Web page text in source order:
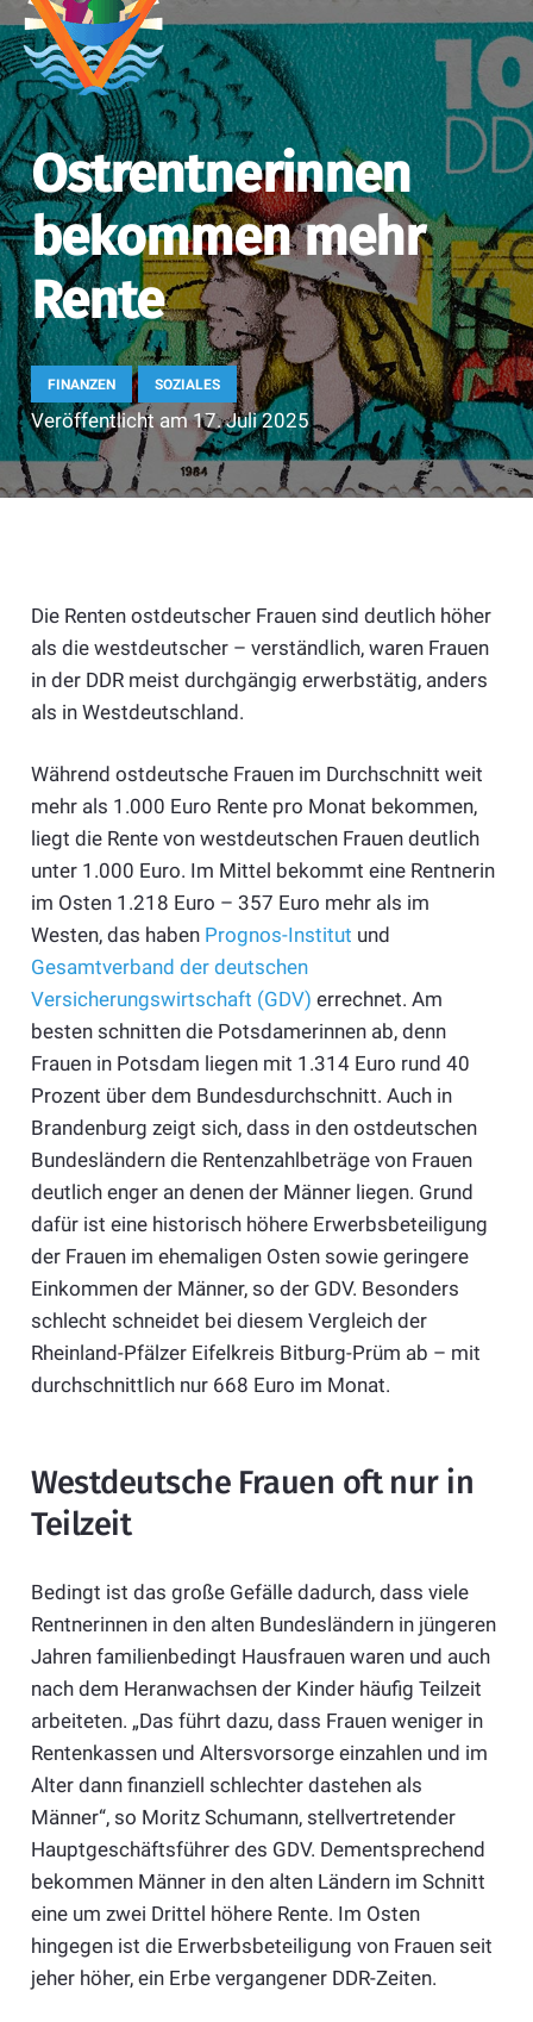
Ostrentnerinnen
bekommen mehr
Rente
FINANZEN SOZIALES
Veröffentlicht am17. Juli 2025
Die Renten ostdeutscher Frauen sind deutlich höher
als die westdeutscher – verständlich, waren Frauen
in der DDR meist durchgängig erwerbstätig, anders
als in Westdeutschland.
Während ostdeutsche Frauen im Durchschnitt weit
mehr als 1.000 Euro Rente pro Monat bekommen,
liegt die Rente von westdeutschen Frauen deutlich
unter 1.000 Euro. Im Mittel bekommt eine Rentnerin
im Osten 1.218 Euro – 357 Euro mehr als im
Westen, das haben Prognos-Institut und
Gesamtverband der deutschen
Versicherungswirtschaft (GDV) errechnet. Am
besten schnitten die Potsdamerinnen ab, denn
Frauen in Potsdam liegen mit 1.314 Euro rund 40
Prozent über dem Bundesdurchschnitt. Auch in
Brandenburg zeigt sich, dass in den ostdeutschen
Bundesländern die Rentenzahlbeträge von Frauen
deutlich enger an denen der Männer liegen. Grund
dafür ist eine historisch höhere Erwerbsbeteiligung
der Frauen im ehemaligen Osten sowie geringere
Einkommen der Männer, so der GDV. Besonders
schlecht schneidet bei diesem Vergleich der
Rheinland-Pfälzer Eifelkreis Bitburg-Prüm ab – mit
durchschnittlich nur 668 Euro im Monat.
Westdeutsche Frauen oft nur in
Teilzeit
Bedingt ist das große Gefälle dadurch, dass viele
Rentnerinnen in den alten Bundesländern in jüngeren
Jahren familienbedingt Hausfrauen waren und auch
nach dem Heranwachsen der Kinder häufig Teilzeit
arbeiteten. „Das führt dazu, dass Frauen weniger in
Rentenkassen und Altersvorsorge einzahlen und im
Alter dann finanziell schlechter dastehen als
Männer“, so Moritz Schumann, stellvertretender
Hauptgeschäftsführer des GDV. Dementsprechend
bekommen Männer in den alten Ländern im Schnitt
eine um zwei Drittel höhere Rente. Im Osten
hingegen ist die Erwerbsbeteiligung von Frauen seit
jeher höher, ein Erbe vergangener DDR-Zeiten.